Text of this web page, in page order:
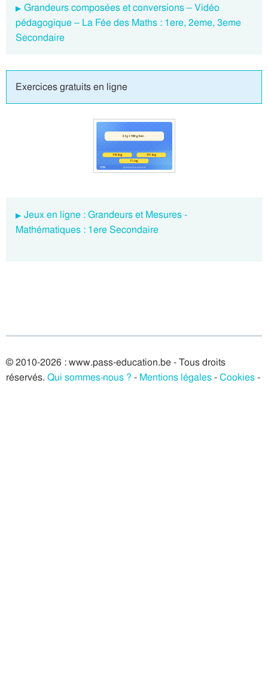
Grandeurs composées et conversions – Vidéo
pédagogique – La Fée des Maths : 1ere, 2eme, 3eme
Secondaire
Exercices gratuits en ligne
Jeux en ligne : Grandeurs et Mesures -
Mathématiques : 1ere Secondaire
© 2010-2026 : www.pass-education.be - Tous droits
réservés. Qui sommes-nous ? - Mentions légales-Cookies-